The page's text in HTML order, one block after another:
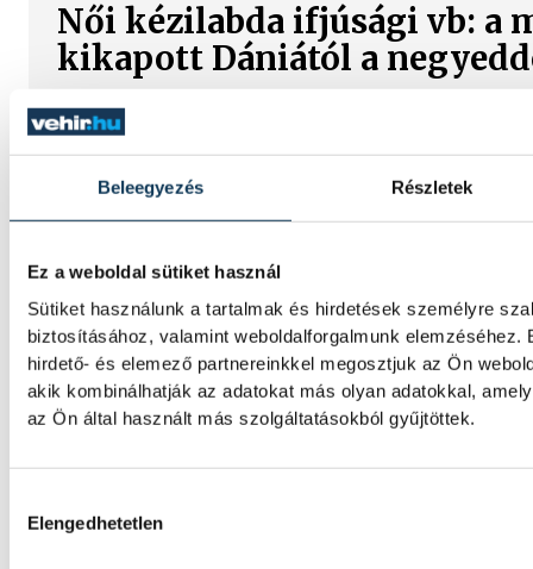
Beleegyezés Részletek
Ez a weboldal sütiket használ
Sütiket használunk a tartalmak és hirdetések személyre
biztosításához, valamint weboldalforgalmunk
hirdető- és elemező partnereinkkel megosztjuk az Ön
akik kombinálhatják az adatokat más olyan adatokkal,
az Ön által használt más szolgáltatásokból gyűjtöttek.
Elengedhetetlen
Női kézilabda ifjúsági vb: a
kikapott Dániától a
A magyar női ifjúsági kézilabda-
a romániai korosztályos világbajnokság
Pitesti-ben.
HunGarian Baja: japán
várpalotai versenynek
Japán indulója is lesz a 23. HunGarian
amelynek jövő héten csütörtöktől
Vitális Milán négy évre írt
Athénhoz